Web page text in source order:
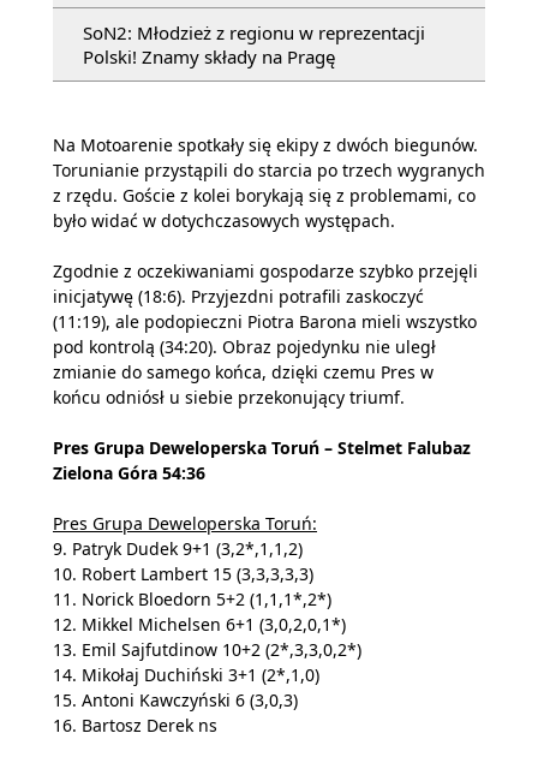
SoN2: Młodzież z regionu w reprezentacji
Polski! Znamy składy na Pragę
Na Motoarenie spotkały się ekipy z dwóch biegunów.
Torunianie przystąpili do starcia po trzech wygranych
z rzędu. Goście z kolei borykają się z problemami, co
było widać w dotychczasowych występach.
Zgodnie z oczekiwaniami gospodarze szybko przejęli
inicjatywę (18:6). Przyjezdni potrafili zaskoczyć
(11:19), ale podopieczni Piotra Barona mieli wszystko
pod kontrolą (34:20). Obraz pojedynku nie uległ
zmianie do samego końca, dzięki czemu Pres w
końcu odniósł u siebie przekonujący triumf.
Pres Grupa Deweloperska Toruń – Stelmet Falubaz
Zielona Góra 54:36
Pres Grupa Deweloperska Toruń:
9. Patryk Dudek 9+1 (3,2*,1,1,2)
10. Robert Lambert 15 (3,3,3,3,3)
11. Norick Bloedorn 5+2 (1,1,1*,2*)
12. Mikkel Michelsen 6+1 (3,0,2,0,1*)
13. Emil Sajfutdinow 10+2 (2*,3,3,0,2*)
14. Mikołaj Duchiński 3+1 (2*,1,0)
15. Antoni Kawczyński 6 (3,0,3)
16. Bartosz Derek ns